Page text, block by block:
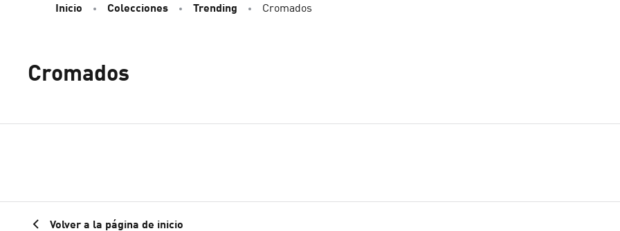
Inicio Colecciones Trending Cromados
Cromados
Volver a la página de inicio